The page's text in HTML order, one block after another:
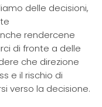
delle decisioni,
rendercene
di fronte a delle
che direzione
e il rischio di
verso la decisione.